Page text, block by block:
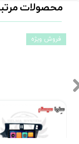
محصولات
۱۴,۸۹۰,۰۰۰ تومان
فروش ویژه